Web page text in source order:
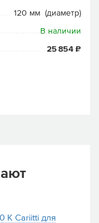
120 мм (диаметр)
В наличии
25 854 ₽
K Cariitti для